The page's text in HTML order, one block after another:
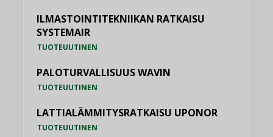
ILMASTOINTITEKNIIKAN RATKAISU
SYSTEMAIR
TUOTEUUTINEN
PALOTURVALLISUUS WAVIN
TUOTEUUTINEN
LATTIALÄMMITYSRATKAISU UPONOR
TUOTEUUTINEN